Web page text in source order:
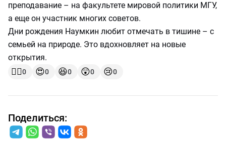
преподавание – на факультете мировой политики МГУ,
а еще он участник многих советов.
Дни рождения Наумкин любит отмечать в тишине – с
семьей на природе. Это вдохновляет на новые
открытия.
👍🏻0 😍0 😆0 😲0 😢0
Поделиться: